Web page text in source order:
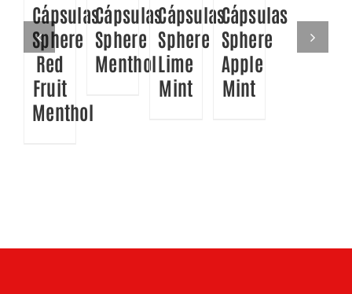
Cápsulas
Sphere
Red
Fruit
Menthol
Cápsulas
Sphere
Menthol
Cápsulas
Sphere
Lime
Mint
Cápsulas
Sphere
Apple
Mint